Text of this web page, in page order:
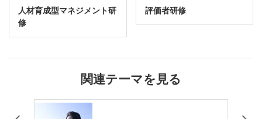
人材育成型マネジメント研
修
評価者研修
関連テーマを見る